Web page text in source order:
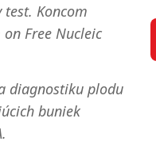
Koncom
Free Nucleic
diagnostiku plodu
buniek